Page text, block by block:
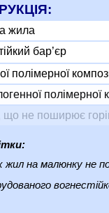
жила
бар’єр
полімерної
полімерної
не поширює
на малюнку не